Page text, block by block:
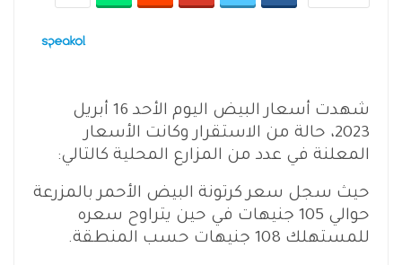
شهدت أسعار البيض اليوم الأحد 16 أبريل
2023، حالة من الاستقرار وكانت الأسعار
المعلنة في عدد من المزارع المحلية كالتالي:
حيث سجل سعر كرتونة البيض الأحمر بالمزرعة
حوالي 105 جنيهات في حين يتراوح سعره
للمستهلك 108 جنيهات حسب المنطقة.